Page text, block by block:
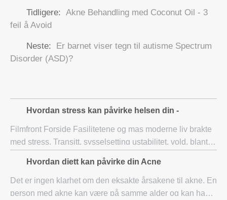
Tidligere: Akne Behandling med Coconut Oil - 3
feil å Avoid
Neste:
Er barnet viser tegn til autisme Spectrum
Disorder (ASD)?
Hvordan stress kan påvirke helsen din -
Filmfront Forside Fasilitetene og mas moderne liv brakte
med stress. Transitt, sysselsetting ustabilitet, vold, blant
seg selv er ikke en dår
Hvordan diett kan påvirke din Acne
Det er ingen klarhet om den eksakte årsakene til akne. En
person med akne kan være på samme alder og kan ha